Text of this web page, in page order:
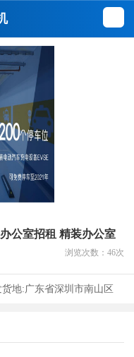
公室招租 精装办公室
浏览次数： 46次
货地:广东省深圳市南山区